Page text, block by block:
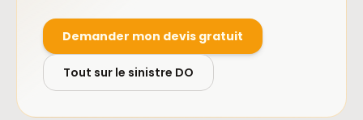
Demander mon devis gratuit
Tout sur le sinistre DO